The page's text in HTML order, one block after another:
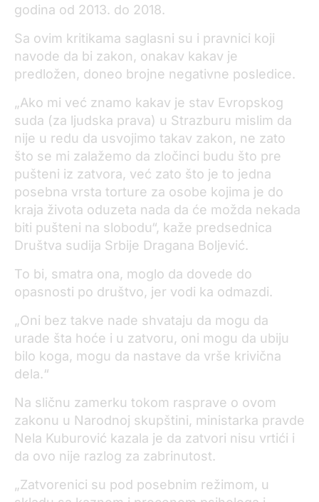
godina od 2013. do 2018.
Sa ovim kritikama saglasni su i pravnici koji
navode da bi zakon, onakav kakav je
predložen, doneo brojne negativne posledice.
„Ako mi već znamo kakav je stav Evropskog
suda (za ljudska prava) u Strazburu mislim da
nije u redu da usvojimo takav zakon, ne zato
što se mi zalažemo da zločinci budu što pre
pušteni iz zatvora, već zato što je to jedna
posebna vrsta torture za osobe kojima je do
kraja života oduzeta nada da će možda nekada
biti pušteni na slobodu“, kaže predsednica
Društva sudija Srbije Dragana Boljević.
To bi, smatra ona, moglo da dovede do
opasnosti po društvo, jer vodi ka odmazdi.
„Oni bez takve nade shvataju da mogu da
urade šta hoće i u zatvoru, oni mogu da ubiju
bilo koga, mogu da nastave da vrše krivična
dela.“
Na sličnu zamerku tokom rasprave o ovom
zakonu u Narodnoj skupštini, ministarka pravde
Nela Kuburović kazala je da zatvori nisu vrtići i
da ovo nije razlog za zabrinutost.
„Zatvorenici su pod posebnim režimom, u